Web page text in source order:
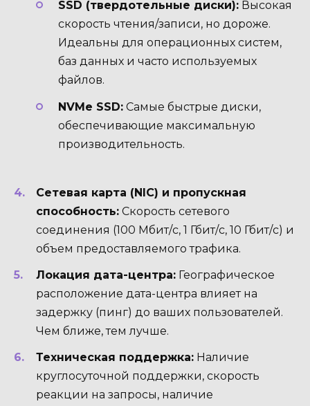
SSD (твердотельные диски): Высокая
скорость чтения/записи, но дороже.
Идеальны для операционных систем,
баз данных и часто используемых
файлов.
NVMe SSD: Самые быстрые диски,
обеспечивающие максимальную
производительность.
Сетевая карта (NIC) и пропускная
способность: Скорость сетевого
соединения (100 Мбит/с, 1 Гбит/с, 10 Гбит/с) и
объем предоставляемого трафика.
Локация дата-центра: Географическое
расположение дата-центра влияет на
задержку (пинг) до ваших пользователей.
Чем ближе, тем лучше.
Техническая поддержка: Наличие
круглосуточной поддержки, скорость
реакции на запросы, наличие